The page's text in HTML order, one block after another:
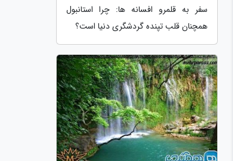
سفر به قلمرو افسانه ها: چرا استانبول
همچنان قلب تپنده گردشگری دنیا است؟